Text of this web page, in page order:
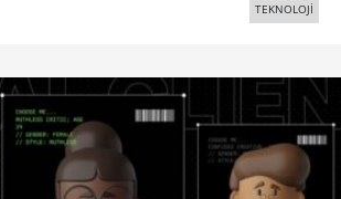
TEKNOLOJİ